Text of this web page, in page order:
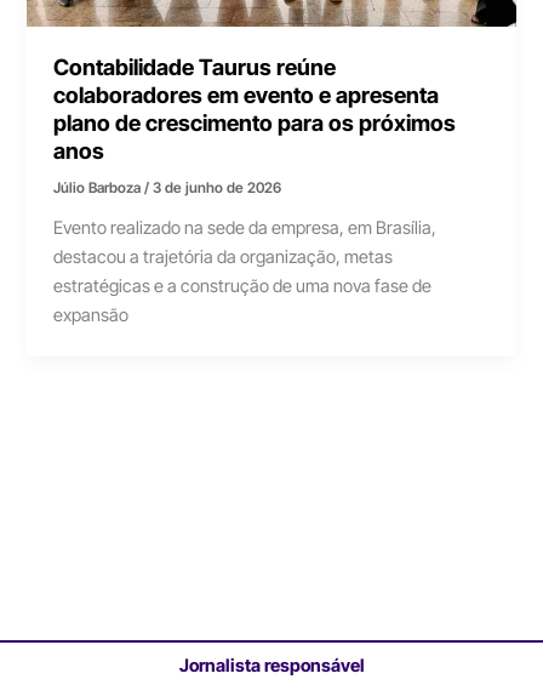
Contabilidade Taurus reúne
colaboradores em evento e apresenta
plano de crescimento para os próximos
anos
Júlio Barboza/3 de junho de 2026
Evento realizado na sede da empresa, em Brasília,
destacou a trajetória da organização, metas
estratégicas e a construção de uma nova fase de
expansão
Jornalista responsável